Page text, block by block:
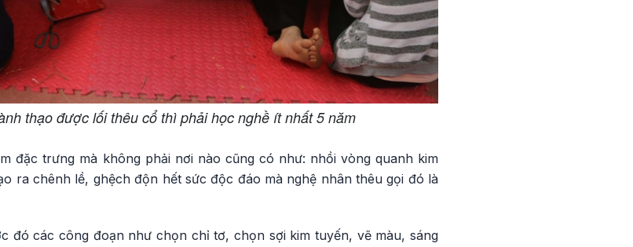
thạo được lối thêu cổ thì phải học nghề ít nhất 5 năm
đặc trưng mà không phải nơi nào cũng có như: nhồi vòng quanh kim
ra chênh lề, ghệch độn hết sức độc đáo mà nghệ nhân thêu gọi đó là
đó các công đoạn như chọn chỉ tơ, chọn sợi kim tuyến, vẽ màu, sáng